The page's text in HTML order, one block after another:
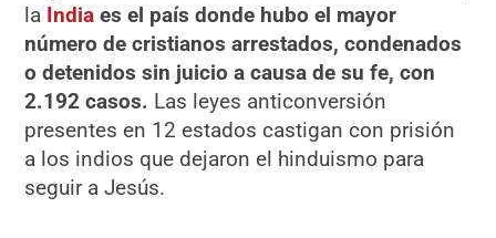
la India es el país donde hubo el mayor
número de cristianos arrestados, condenados
o detenidos sin juicio a causa de su fe, con
2.192 casos. Las leyes anticonversión
presentes en 12 estados castigan con prisión
a los indios que dejaron el hinduismo para
seguir a Jesús.